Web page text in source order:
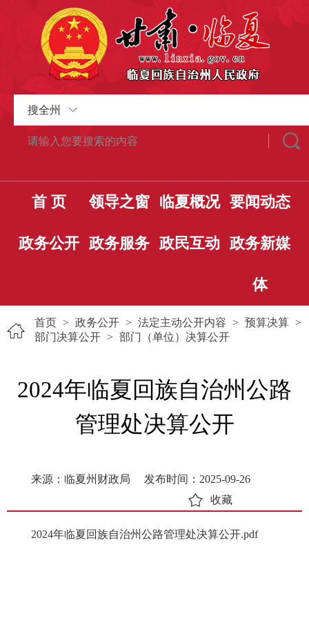
搜全州
首 页 领导之窗 临夏概况 要闻动态
政务公开 政务服务 政民互动 政务新媒
体
首页 > 政务公开 > 法定主动公开内容 > 预算决算 >
部门决算公开 > 部门（单位）决算公开
2024年临夏回族自治州公路
管理处决算公开
来源：临夏州财政局
发布时间：2025-09-26
收藏
2024年临夏回族自治州公路管理处决算公开.pdf